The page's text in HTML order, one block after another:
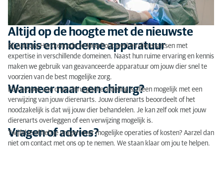
Altijd op de hoogte met de nieuwste
kennis en moderne apparatuur
Bij AniCura Herckenrode te Meerhout werken dierenartsen met
expertise in verschillende domeinen. Naast hun ruime ervaring en kennis
maken we gebruik van geavanceerde apparatuur om jouw dier snel te
voorzien van de best mogelijke zorg.
Wanneer naar een chirurg?
Een bezoek aan onze chirurgische afdeling is alleen mogelijk met een
verwijzing van jouw dierenarts. Jouw dierenarts beoordeelt of het
noodzakelijk is dat wij jouw dier behandelen. Je kan zelf ook met jouw
dierenarts overleggen of een verwijzing mogelijk is.
Vragen of advies?
Twijfel je of heb je vragen over mogelijke operaties of kosten? Aarzel dan
niet om contact met ons op te nemen. We staan klaar om jou te helpen.